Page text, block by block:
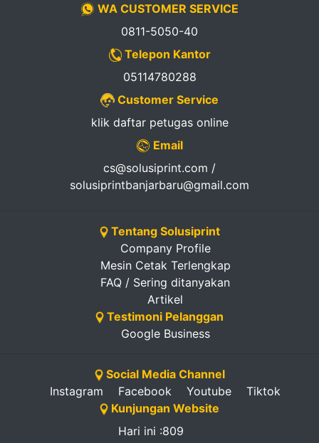
WA CUSTOMER SERVICE
0811-5050-40
Telepon Kantor
05114780288
Customer Service
klik daftar petugas online
Email
cs@solusiprint.com /
solusiprintbanjarbaru@gmail.com
Tentang Solusiprint
Company Profile
Mesin Cetak Terlengkap
FAQ / Sering ditanyakan
Artikel
Testimoni Pelanggan
Google Business
Social Media Channel
Instagram
Facebook Youtube
Tiktok
Kunjungan Website
Hari ini :809